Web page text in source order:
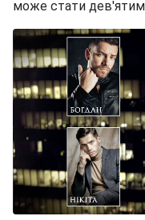
може стати